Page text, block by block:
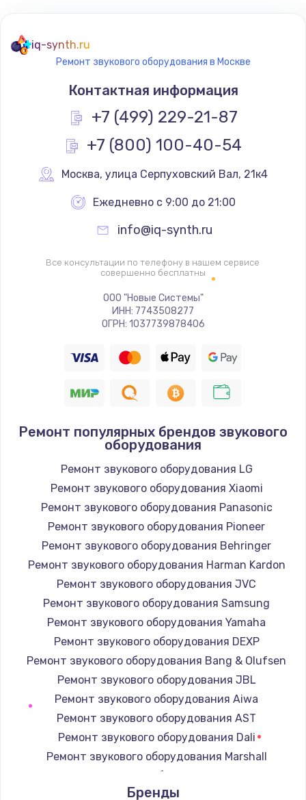
Замена термостата
1200 руб.
Заказать
Замена реле
Замена термопредохранителя
700 руб.
Заказать
Замена ТЭНа
2500 руб.
1400 руб.
Замена / ремонт электронного модуля
управления
600 руб.
Заказать
Замена конфорки
Заказать
Замена платы сенсора
Заказать
Замена регулятора режимов конфорки
Заказать
Замена сенсорного датчика
1300 руб.
iq-synth.ru
Ремонт звукового оборудования в Москве
Контактная информация
+7 (499) 229-21-87
+7 (800) 100-40-54
Москва, улица Серпуховский Вал, 21к4
Ежедневно с 9:00 до 21:00
info@iq-synth.ru
Все консультации по телефону в нашем сервисе
совершенно бесплатны
ООО "Новые Системы"
ИНН: 7743508277
ОГРН: 1037739878406
Ремонт популярных брендов звукового
оборудования
Ремонт звукового оборудования LG
Ремонт звукового оборудования Xiaomi
Ремонт звукового оборудования Panasonic
Ремонт звукового оборудования Pioneer
Ремонт звукового оборудования Behringer
Ремонт звукового оборудования Harman Kardon
Ремонт звукового оборудования JVC
Ремонт звукового оборудования Samsung
Ремонт звукового оборудования Yamaha
Ремонт звукового оборудования DEXP
Ремонт звукового оборудования Bang & Olufsen
Ремонт звукового оборудования JBL
Ремонт звукового оборудования Aiwa
Ремонт звукового оборудования AST
Ремонт звукового оборудования Dali
Ремонт звукового оборудования Marshall
Ремонт звукового оборудования Supra
Бренды